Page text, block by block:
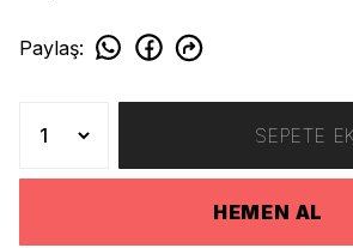
Paylaş:
SEPETE
HEMEN AL